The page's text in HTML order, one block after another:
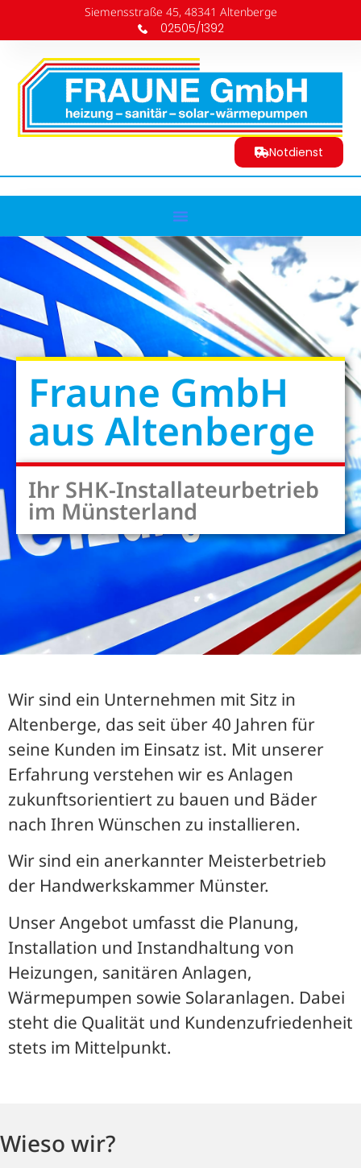
Siemensstraße 45, 48341 Altenberge
02505/1392
Notdienst
Fraune GmbH
aus Altenberge
Ihr SHK-Installateurbetrieb
im Münsterland
Wir sind ein Unternehmen mit Sitz in
Altenberge, das seit über 40 Jahren für
seine Kunden im Einsatz ist. Mit unserer
Erfahrung verstehen wir es Anlagen
zukunftsorientiert zu bauen und Bäder
nach Ihren Wünschen zu installieren.
Wir sind ein anerkannter Meisterbetrieb
der Handwerkskammer Münster.
Unser Angebot umfasst die Planung,
Installation und Instandhaltung von
Heizungen, sanitären Anlagen,
Wärmepumpen sowie Solaranlagen. Dabei
steht die Qualität und Kundenzufriedenheit
stets im Mittelpunkt.
Wieso wir?